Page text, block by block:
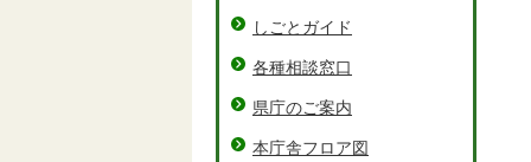
しごとガイド
各種相談窓口
県庁のご案内
本庁舎フロア図